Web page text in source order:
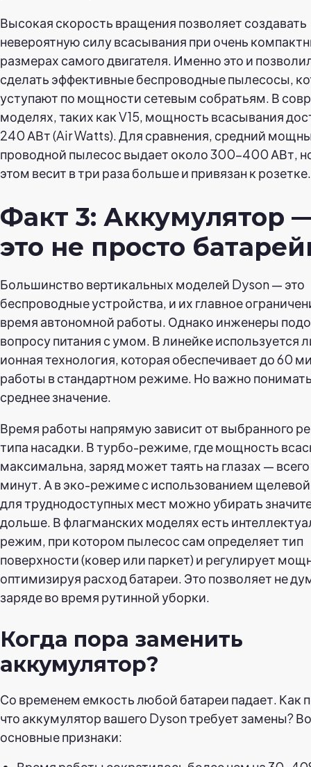
Высокая скорость вращения позволяет создавать
невероятную силу всасывания при очень
размерах самого двигателя. Именно это и
сделать эффективные беспроводные пылесосы,
уступают по мощности сетевым собратьям. В
моделях, таких как V15, мощность всасывания
240 АВт (Air Watts). Для сравнения, средний
проводной пылесос выдает около 300–400 АВт,
этом весит в три раза больше и привязан к розетке.
Факт 3: Аккумулятор
это не просто
Большинство вертикальных моделей Dyson — это
беспроводные устройства, и их главное
время автономной работы. Однако инженеры
вопросу питания с умом. В линейке используется
ионная технология, которая обеспечивает до 60
работы в стандартном режиме. Но важно
среднее значение.
Время работы напрямую зависит от выбранного
типа насадки. В турбо-режиме, где мощность
максимальна, заряд может таять на глазах — всего
минут. А в эко-режиме с использованием
для труднодоступных мест можно убирать
дольше. В флагманских моделях есть
режим, при котором пылесос сам определяет тип
поверхности (ковер или паркет) и регулирует
оптимизируя расход батареи. Это позволяет не
заряде во время рутинной уборки.
Когда пора заменить
аккумулятор?
Со временем емкость любой батареи падает. Как
что аккумулятор вашего Dyson требует замены?
основные признаки: